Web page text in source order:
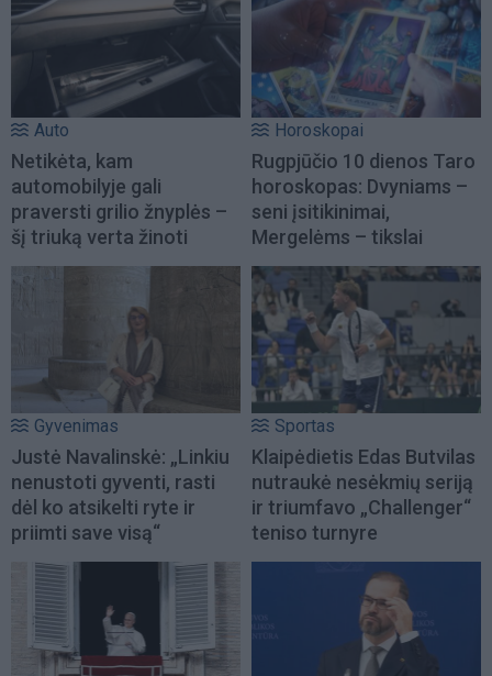
Auto
Netikėta, kam
automobilyje gali
praversti grilio žnyplės –
šį triuką verta žinoti
Horoskopai
Rugpjūčio 10 dienos Taro
horoskopas: Dvyniams –
seni įsitikinimai,
Mergelėms – tikslai
Gyvenimas
Justė Navalinskė: „Linkiu
nenustoti gyventi, rasti
dėl ko atsikelti ryte ir
priimti save visą“
Sportas
Klaipėdietis Edas Butvilas
nutraukė nesėkmių seriją
ir triumfavo „Challenger“
teniso turnyre